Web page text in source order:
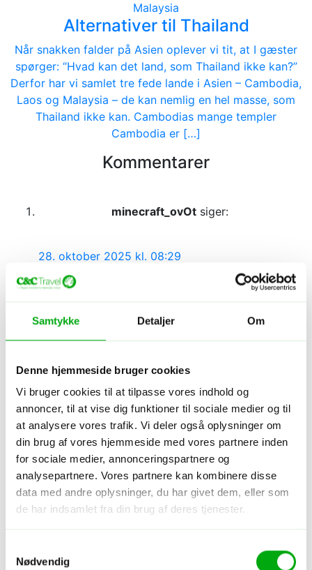
Samtykke Detaljer Om
Denne hjemmeside bruger cookies
Vi bruger cookies til at tilpasse vores indhold og
annoncer, til at vise dig funktioner til sociale medier og til
at analysere vores trafik. Vi deler også oplysninger om
din brug af vores hjemmeside med vores partnere inden
for sociale medier, annonceringspartnere og
analysepartnere. Vores partnere kan kombinere disse
data med andre oplysninger, du har givet dem, eller som
de har indsamlet fra din brug af deres tjenester.
Nødvendig
Malaysia
Alternativer til Thailand
Når snakken falder på Asien oplever vi tit, at I gæster
spørger: “Hvad kan det land, som Thailand ikke kan?”
Derfor har vi samlet tre fede lande i Asien – Cambodia,
Laos og Malaysia – de kan nemlig en hel masse, som
Thailand ikke kan. Cambodias mange templer
Cambodia er […]
Kommentarer
minecraft_ovOt siger:
28. oktober 2025 kl. 08:29
Download Minecraft apk and immerse yourself in
a world of endless possibilities!
To begin, players can visit the official Minecraft
website where they can find the latest version
available for download.
Svar
Skriv en kommentar
Din e-mailadresse vil ikke blive publiceret. Krævede
felter er markeret med*
Kommentar *
Navn *